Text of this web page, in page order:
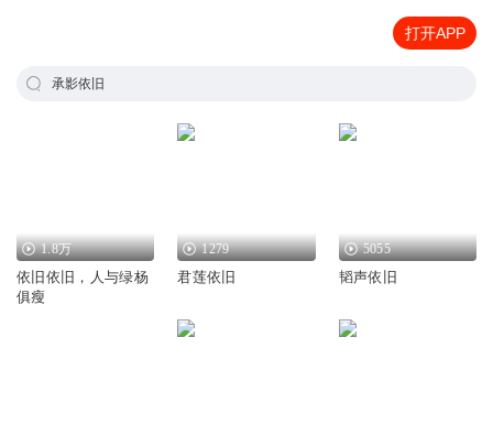
打开APP
承影依旧
1.8万
依旧依旧，人与绿杨
俱瘦
1279
君莲依旧
5055
韬声依旧